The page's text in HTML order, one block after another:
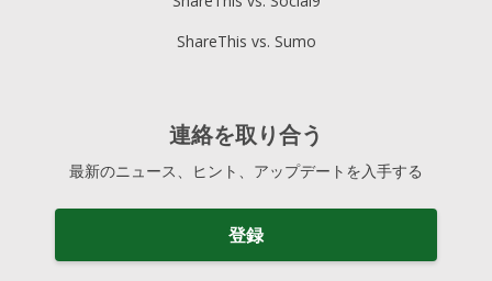
ShareThis vs. Sumo
連絡を取り合う
最新のニュース、ヒント、アップデートを入手する
登録